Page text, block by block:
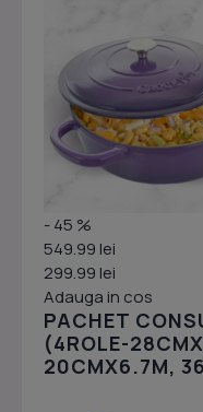
- 45 %
549.99 lei
299.99 lei
Adauga in cos
PACHET
(4ROLE-
20CMX6.7M,